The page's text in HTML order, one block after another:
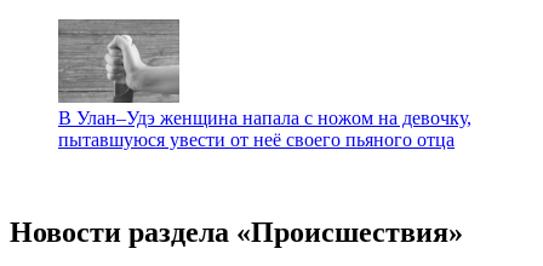
В Улан–Удэ женщина напала с ножом на девочку,
пытавшуюся увести от неё своего пьяного отца
Новости раздела «Происшествия»